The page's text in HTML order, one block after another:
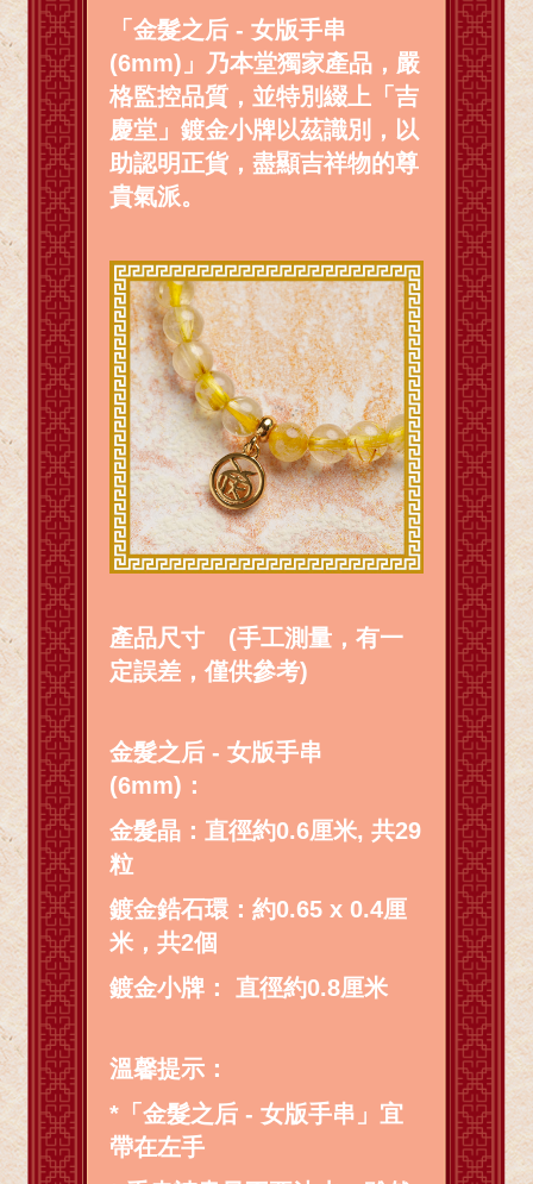
「金髮之后 - 女版手串
(6mm)」乃本堂獨家產品，嚴
格監控品質，並特別綴上「吉
慶堂」鍍金小牌以茲識別，以
助認明正貨，盡顯吉祥物的尊
貴氣派。
產品尺寸 (手工測量，有一
定誤差，僅供參考)
金髮之后 - 女版手串
(6mm)：
金髮晶：直徑約0.6厘米, 共29
粒
鍍金鋯石環：約0.65 x 0.4厘
米，共2個
鍍金小牌： 直徑約0.8厘米
溫馨提示：
*「金髮之后 - 女版手串」宜
帶在左手